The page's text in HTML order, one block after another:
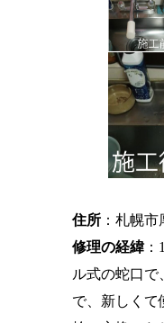
住所 ：札幌
修理の経緯：
ル式の蛇口
で、新しくて